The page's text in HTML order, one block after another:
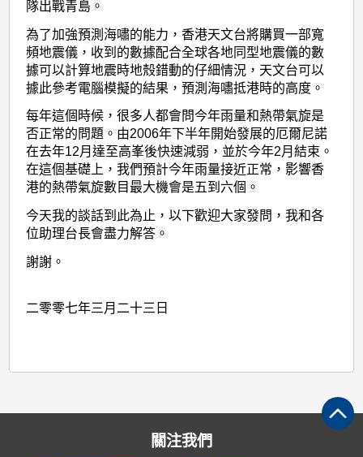
隊出戰青島。
為了加強預測海嘯的能力，香港天文台將購買一部寬
頻地震儀，收到的數據配合全球各地同型地震儀的數
據可以計算地震時地殼錯動的仔細情況，天文台可以
據此參考電腦模擬的結果，預測海嘯抵港時的高度。
每年這個時候，很多人都會問今年雨量和熱帶氣旋是
否正常的問題。由2006年下半年開始發展的厄爾尼諾
在去年12月達至高峯後快速減弱，並於今年2月結束。
在這個基礎上，我們預計今年雨量接近正常，影響香
港的熱帶氣旋數目最大機會是五到六個。
今天我的談話到此為止，以下歡迎大家發問，我和各
位助理台長會盡力解答。
謝謝。
二零零七年三月二十三日
關注我們